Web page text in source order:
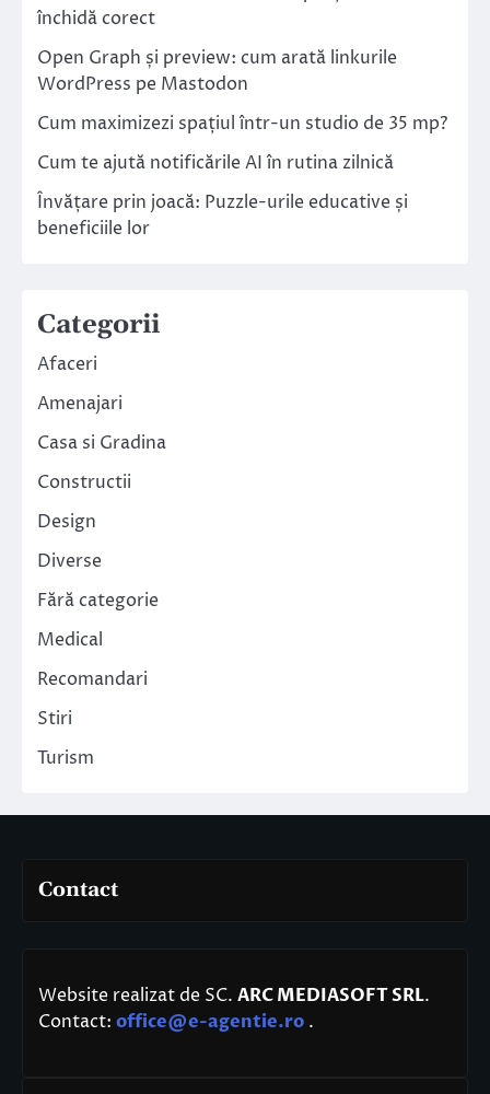
închidă corect
Open Graph și preview: cum arată linkurile
WordPress pe Mastodon
Cum maximizezi spațiul într-un studio de 35 mp?
Cum te ajută notificările AI în rutina zilnică
Învățare prin joacă: Puzzle-urile educative și
beneficiile lor
Categorii
Afaceri
Amenajari
Casa si Gradina
Constructii
Design
Diverse
Fără categorie
Medical
Recomandari
Stiri
Turism
Contact
Website realizat de SC. ARC MEDIASOFT SRL.
Contact: office@e-agentie.ro .